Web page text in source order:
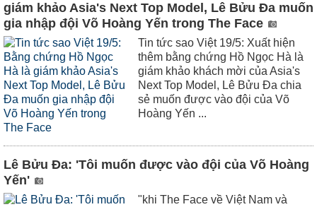
giám khảo Asia's Next Top Model, Lê Bửu Đa muốn
gia nhập đội Võ Hoàng Yến trong The Face
Tin tức sao Việt 19/5: Xuất hiện
thêm bằng chứng Hồ Ngọc Hà là
giám khảo khách mời của Asia's
Next Top Model, Lê Bửu Đa chia
sẻ muốn được vào đội của Võ
Hoàng Yến ...
Lê Bửu Đa: 'Tôi muốn được vào đội của Võ Hoàng
Yến'
"khi The Face về Việt Nam và